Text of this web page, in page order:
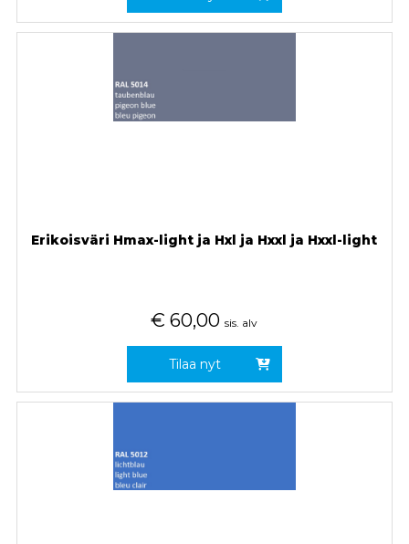
Erikoisväri Hmax-light ja Hxl ja Hxxl ja Hxxl-light
€ 60,00 sis. alv
Tilaa nyt